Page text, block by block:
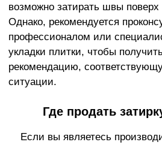
возможно затирать швы поверх
Однако, рекомендуется
профессионалом или
укладки плитки, чтобы
рекомендацию,
ситуации.
Где продать
Если вы являетесь